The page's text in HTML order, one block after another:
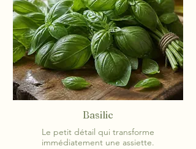
Basilic
Le petit détail qui transforme
immédiatement une assiette.